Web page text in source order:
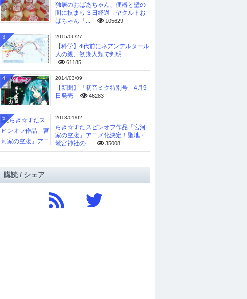
独居のおばあちゃん、便器と壁の
間に挟まり３日経過→ヤクルトお
ばちゃん「...
105629
2015/06/27
【科学】4代前にネアンデルタール
人の親、初期人類で判明
61185
3
2014/03/09
【新聞】「初音ミク特別号」4月9
日発売
46283
4
2013/01/02
らき☆すたスピンオフ作品「宮河
家の空腹」アニメ化決定！聖地・
鷲宮神社の...
35008
5
購読 / シェア